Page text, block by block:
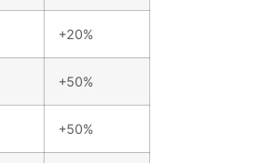
+20%
+50%
+50%